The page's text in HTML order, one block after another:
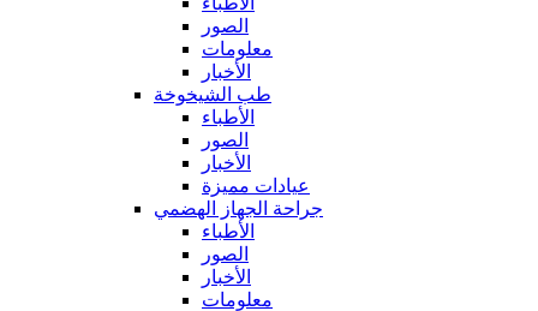
الصور
معلومات
الأخبار
طب الشيخوخة
الأطباء
الصور
الأخبار
عيادات مميزة
جراحة الجهاز الهضمي
الأطباء
الصور
الأخبار
معلومات